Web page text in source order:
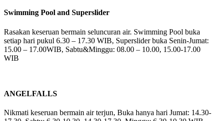
Swimming Pool and Superslider
Rasakan keseruan bermain seluncuran air. Swimming Pool buka
setiap hari pukul 6.30 – 17.30 WIB, Superslider buka Senin-Jumat:
15.00 – 17.00WIB, Sabtu&Minggu: 08.00 – 10.00, 15.00-17.00
WIB
ANGELFALLS
Nikmati keseruan bermain air terjun, Buka hanya hari Jumat: 14.30-